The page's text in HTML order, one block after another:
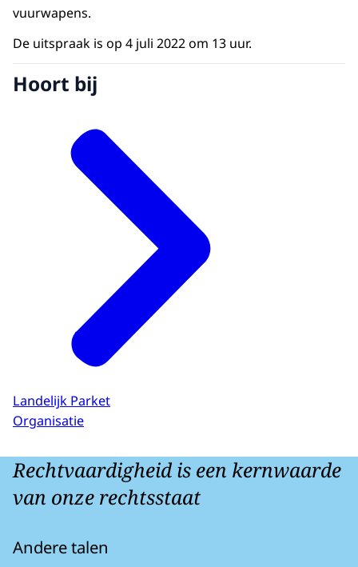
vuurwapens.
De uitspraak is op 4 juli 2022 om 13 uur.
Hoort bij
Landelijk Parket
Organisatie
Rechtvaardigheid is een kernwaarde
van onze rechtsstaat
Andere talen